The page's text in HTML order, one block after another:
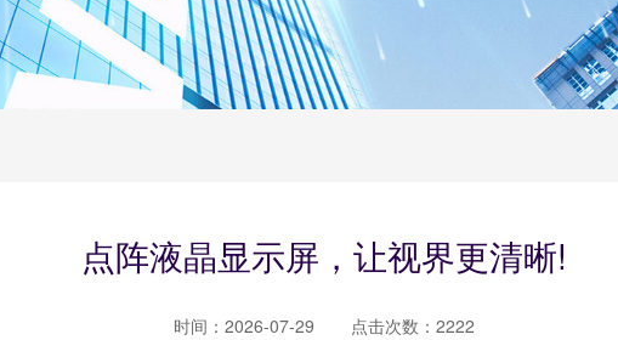
点阵液晶显示屏，让视界更清晰!
时间：2026-07-29 点击次数：2222